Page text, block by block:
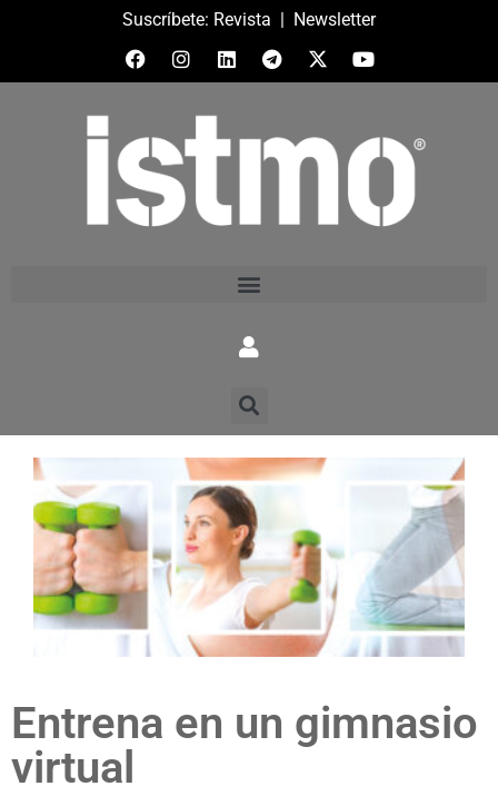
Suscríbete: Revista | Newsletter
Entrena en un gimnasio
virtual